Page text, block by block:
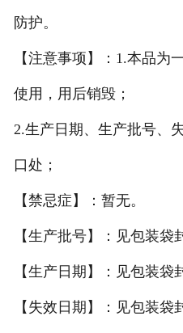
防护。
【注意事项】：1.本品为
使用，用后销毁；
2.生产日期、生产批号、
口处；
【禁忌症】：暂无。
【生产批号】：见包装袋
【生产日期】：见包装袋
【失效日期】：见包装袋